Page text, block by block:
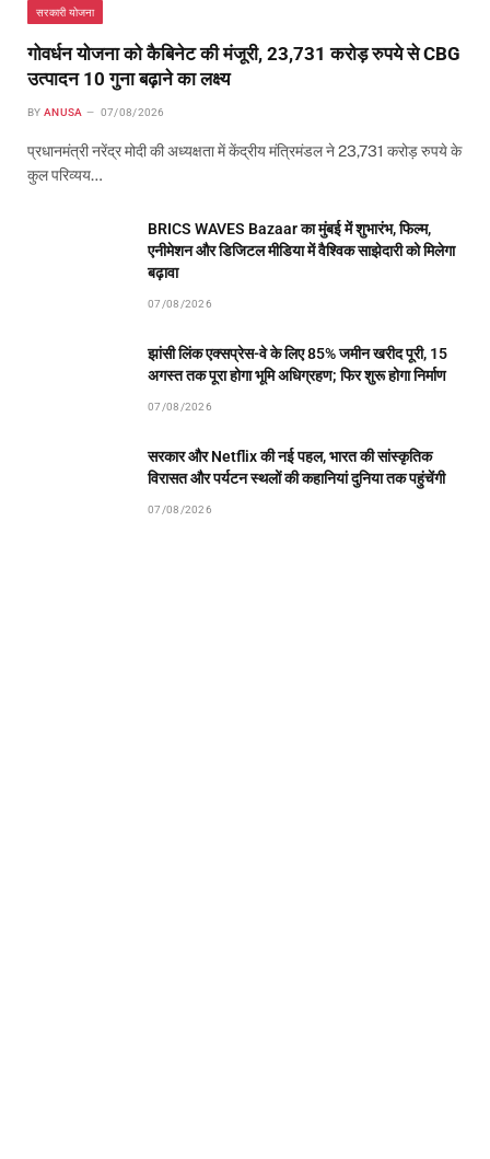
सरकारी योजना
गोवर्धन योजना को कैबिनेट की मंजूरी, 23,731 करोड़ रुपये से CBG
उत्पादन 10 गुना बढ़ाने का लक्ष्य
BY ANUSA 07/08/2026
प्रधानमंत्री नरेंद्र मोदी की अध्यक्षता में केंद्रीय मंत्रिमंडल ने 23,731 करोड़ रुपये के
कुल परिव्यय…
BRICS WAVES Bazaar का मुंबई में शुभारंभ, फिल्म,
एनीमेशन और डिजिटल मीडिया में वैश्विक साझेदारी को मिलेगा
बढ़ावा
07/08/2026
झांसी लिंक एक्सप्रेस-वे के लिए 85% जमीन खरीद पूरी, 15
अगस्त तक पूरा होगा भूमि अधिग्रहण; फिर शुरू होगा निर्माण
07/08/2026
सरकार और Netflix की नई पहल, भारत की सांस्कृतिक
विरासत और पर्यटन स्थलों की कहानियां दुनिया तक पहुंचेंगी
07/08/2026